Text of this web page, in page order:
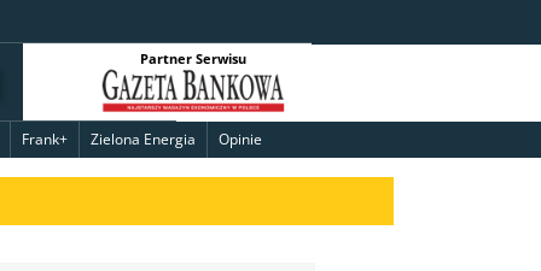
Partner Serwisu
Frank+ Zielona Energia Opinie